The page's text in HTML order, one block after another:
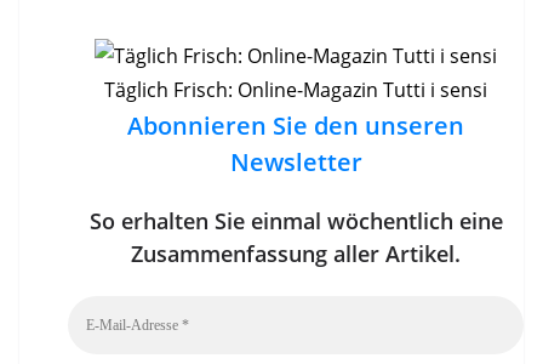
Täglich Frisch: Online-Magazin Tutti i sensi
Abonnieren Sie den unseren
Newsletter
So erhalten Sie einmal wöchentlich eine
Zusammenfassung aller Artikel.